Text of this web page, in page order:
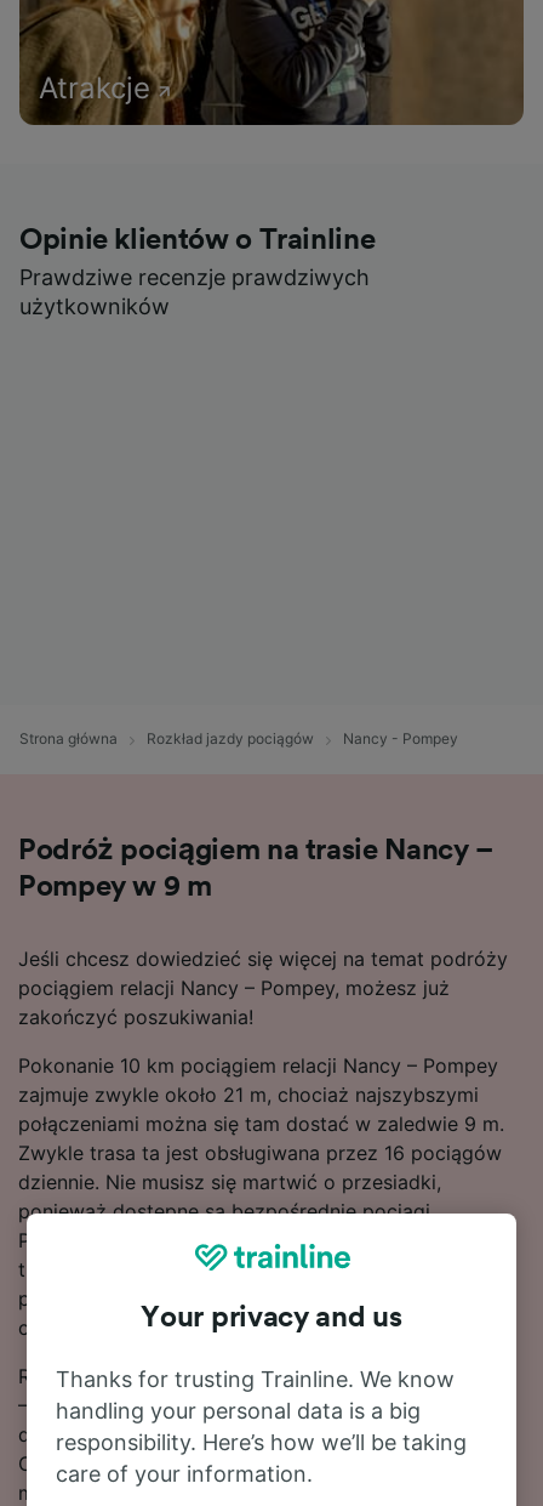
Atrakcje
Opinie klientów o Trainline
Prawdziwe recenzje prawdziwych
użytkowników
Strona główna Rozkład jazdy pociągów Nancy - Pompey
Podróż pociągiem na trasie Nancy –
Pompey w 9 m
Jeśli chcesz dowiedzieć się więcej na temat podróży
pociągiem relacji Nancy – Pompey, możesz już
zakończyć poszukiwania!
Pokonanie 10 km pociągiem relacji Nancy – Pompey
zajmuje zwykle około 21 m, chociaż najszybszymi
połączeniami można się tam dostać w zaledwie 9 m.
Zwykle trasa ta jest obsługiwana przez 16 pociągów
dziennie. Nie musisz się martwić o przesiadki,
ponieważ dostępne są bezpośrednie pociągi.
Ponieważ głównym przewoźnikiem obsługującym tę
trasę jest SNCF, najprawdopodobniej całość lub
przynajmniej część swojej podróży do stacji Pompey
odbędziesz pociągiem tej firmy.
Rezerwuj bilety kolejowe na przejazd na trasie Nancy
– Pompey z wyprzedzeniem zamiast kupować je w
dniu podróży, aby załapać się na najtańsze taryfy.
Ceny biletów na przejazd na trasie Nancy – Pompey
można znaleźć za pomocą naszego narzędzia do
Your privacy and us
Thanks for trusting Trainline. We know
handling your personal data is a big
responsibility. Here’s how we’ll be taking
care of your information.